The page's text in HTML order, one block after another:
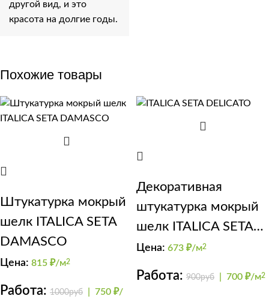
другой вид, и это
красота на долгие годы.
Похожие товары
Штукатурка мокрый
шелк ITALICA SETA
DAMASCO
Цена: 815 ₽/м2
Работа: 1000руб 750 ₽/
Декоративная
штукатурка мокрый
шелк ITALICA SETA
DELICATO
Цена: 673 ₽/м2
Работа: 900руб 700 ₽/м2